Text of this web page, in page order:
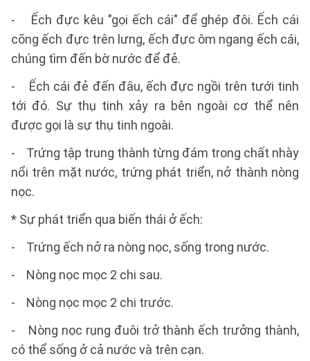
- Ếch đực kêu "gọi ếch cái" để ghép đôi. Ếch cái
cõng ếch đực trên lưng, ếch đực ôm ngang ếch cái,
chúng tìm đến bờ nước để đẻ.
- Ếch cái đẻ đến đâu, ếch đực ngồi trên tưới tinh
tới đó. Sự thụ tinh xảy ra bên ngoài cơ thể nên
được gọi là sự thụ tinh ngoài.
- Trứng tập trung thành từng đám trong chất nhày
nổi trên mặt nước, trứng phát triển, nở thành nòng
nọc.
* Sự phát triển qua biến thái ở ếch:
- Trứng ếch nở ra nòng nọc, sống trong nước.
- Nòng nọc mọc 2 chi sau.
- Nòng nọc mọc 2 chi trước.
- Nòng nọc rụng đuôi trở thành ếch trưởng thành,
có thể sống ở cả nước và trên cạn.